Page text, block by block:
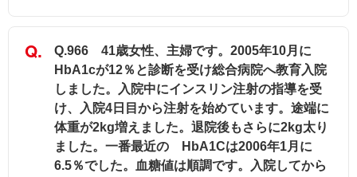
Q.966 41歳女性、主婦です。2005年10月に
HbA1cが12％と診断を受け総合病院へ教育入院
しました。入院中にインスリン注射の指導を受
け、入院4日目から注射を始めています。途端に
体重が2kg増えました。退院後もさらに2kg太り
ました。一番最近の HbA1Cは2006年1月に
6.5％でした。血糖値は順調です。入院してから